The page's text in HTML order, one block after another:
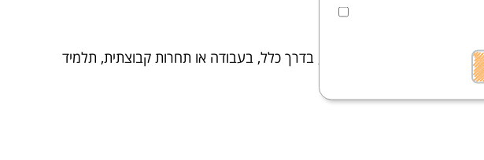
שמהלך השיעור מתקיים, בדרך כלל, בעבודה או תחרות קבוצתית, תלמיד